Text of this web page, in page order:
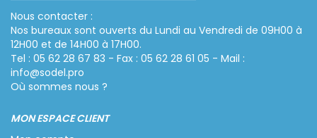
Nous contacter :
Nos bureaux sont ouverts du Lundi au Vendredi de 09H00 à
12H00 et de 14H00 à 17H00.
Tel : 05 62 28 67 83 - Fax : 05 62 28 61 05 - Mail :
info@sodel.pro
Où sommes nous ?
MON ESPACE CLIENT